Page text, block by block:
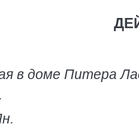
в доме Питера